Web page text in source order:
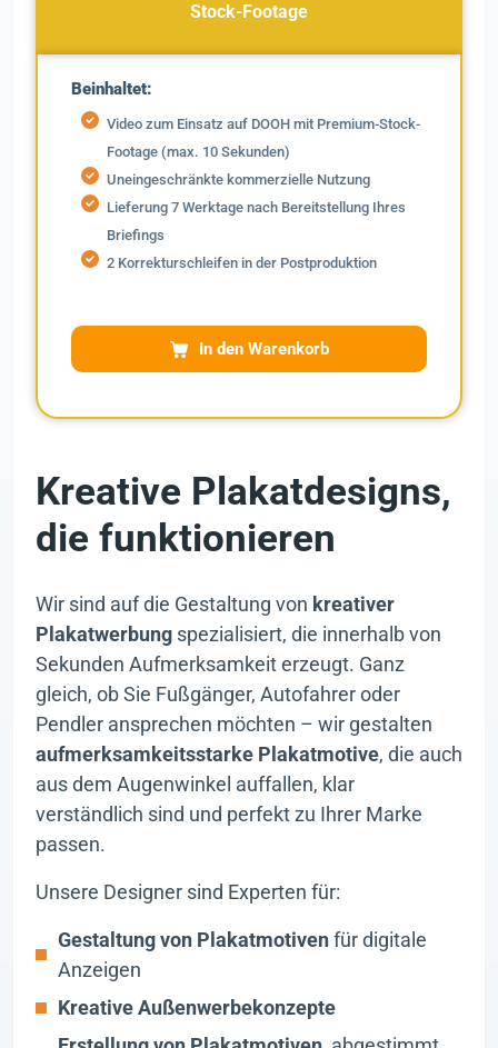
Stock-Footage
Beinhaltet:
Video zum Einsatz auf DOOH mit Premium-Stock-
Footage (max. 10 Sekunden)
Uneingeschränkte kommerzielle Nutzung
Lieferung 7 Werktage nach Bereitstellung Ihres
Briefings
2 Korrekturschleifen in der Postproduktion
In den Warenkorb
Kreative Plakatdesigns,
die funktionieren
Wir sind auf die Gestaltung von kreativer
Plakatwerbung spezialisiert, die innerhalb von
Sekunden Aufmerksamkeit erzeugt. Ganz
gleich, ob Sie Fußgänger, Autofahrer oder
Pendler ansprechen möchten – wir gestalten
aufmerksamkeitsstarke Plakatmotive, die auch
aus dem Augenwinkel auffallen, klar
verständlich sind und perfekt zu Ihrer Marke
passen.
Unsere Designer sind Experten für:
Gestaltung von Plakatmotivenfür digitale
Anzeigen
Kreative Außenwerbekonzepte